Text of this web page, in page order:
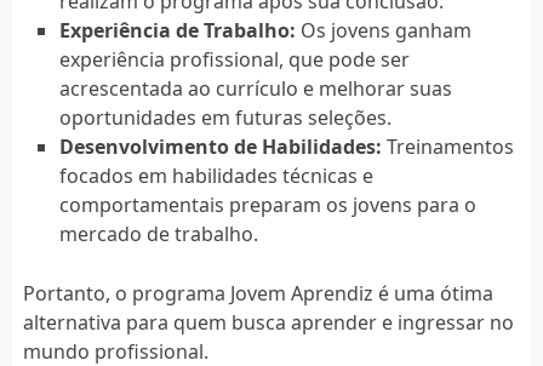
Experiência de Trabalho: Os jovens ganham
experiência profissional, que pode ser
acrescentada ao currículo e melhorar suas
oportunidades em futuras seleções.
Desenvolvimento de Habilidades: Treinamentos
focados em habilidades técnicas e
comportamentais preparam os jovens para o
mercado de trabalho.
Portanto, o programa Jovem Aprendiz é uma ótima
alternativa para quem busca aprender e ingressar no
mundo profissional.